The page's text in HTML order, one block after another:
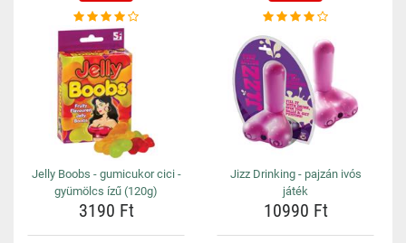
Jelly Boobs - gumicukor cici -
gyümölcs ízű (120g)
3190 Ft
Jizz Drinking - pajzán ivós
játék
10990 Ft